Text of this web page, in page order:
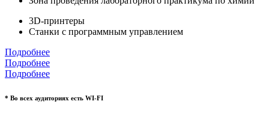
3D-принтеры
Станки с программным управлением
Подробнее
Подробнее
Подробнее
* Во всех аудиториях есть WI-FI